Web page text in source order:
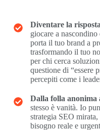
Diventare la
giocare a
porta il tuo brand a
trasformando il tuo
per chi cerca
questione di “essere
percepiti come i
Dalla folla anonima
stesso è vanità. Io
strategia SEO
bisogno reale e